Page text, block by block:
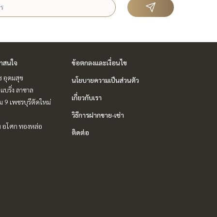
สนใจ
อุดมสุข
บริ่ง ลาซาล
9 เพชรบุรีตัดใหม่
อโศก ทองหล่อ
ข้อตกลงและเงื่อนไข
นโยบายความเป็นส่วนตัว
เกี่ยวกับเรา
วิธีการฝากขาย-เช่า
ติดต่อ